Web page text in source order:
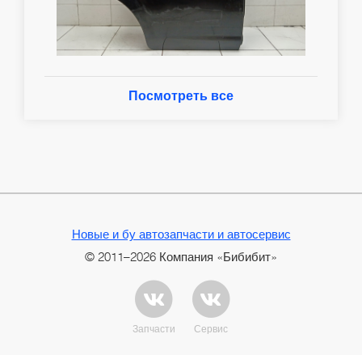
Посмотреть все
Новые и бу автозапчасти и автосервис
© 2011–2026 Компания «Бибибит»
Запчасти Сервис